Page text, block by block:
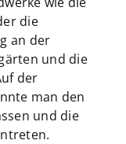
die
an der
und die
der
man den
und die